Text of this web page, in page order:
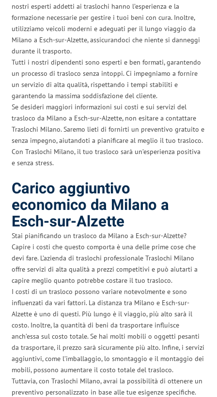
nostri esperti addetti ai traslochi hanno l’esperienza e la
formazione necessarie per gestire i tuoi beni con cura. Inoltre,
utilizziamo veicoli moderni e adeguati per il lungo viaggio da
Milano a Esch-sur-Alzette, assicurandoci che niente si danneggi
durante il trasporto.
Tutti i nostri dipendenti sono esperti e ben formati, garantendo
un processo di trasloco senza intoppi. Ci impegniamo a fornire
un servizio di alta qualità, rispettando i tempi stabiliti e
garantendo la massima soddisfazione del cliente.
Se desideri maggiori informazioni sui costi e sui servizi del
trasloco da Milano a Esch-sur-Alzette, non esitare a contattare
Traslochi Milano. Saremo lieti di fornirti un preventivo gratuito e
senza impegno, aiutandoti a pianificare al meglio il tuo trasloco.
Con Traslochi Milano, il tuo trasloco sarà un’esperienza positiva
e senza stress.
Carico aggiuntivo
economico da Milano a
Esch-sur-Alzette
Stai pianificando un trasloco da Milano a Esch-sur-Alzette?
Capire i costi che questo comporta è una delle prime cose che
devi fare. L’azienda di traslochi professionale Traslochi Milano
offre servizi di alta qualità a prezzi competitivi e può aiutarti a
capire meglio quanto potrebbe costare il tuo trasloco.
I costi di un trasloco possono variare notevolmente e sono
influenzati da vari fattori. La distanza tra Milano e Esch-sur-
Alzette è uno di questi. Più lungo è il viaggio, più alto sarà il
costo. Inoltre, la quantità di beni da trasportare influisce
anch’essa sul costo totale. Se hai molti mobili o oggetti pesanti
da trasportare, il prezzo sarà sicuramente più alto. Infine, i servizi
aggiuntivi, come l’imballaggio, lo smontaggio e il montaggio dei
mobili, possono aumentare il costo totale del trasloco.
Tuttavia, con Traslochi Milano, avrai la possibilità di ottenere un
preventivo personalizzato in base alle tue esigenze specifiche.